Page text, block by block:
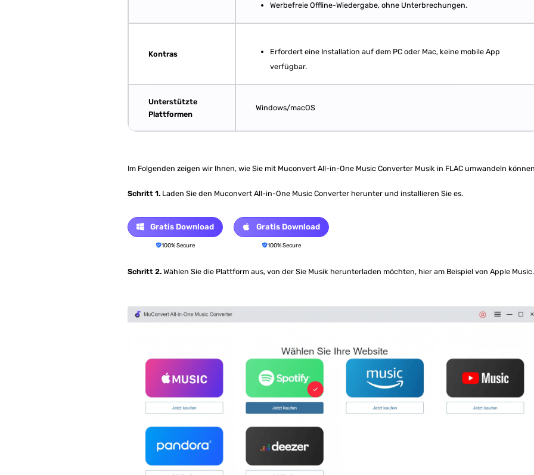
Werbefreie Offline-Wiedergabe, ohne Unterbrechungen.
Kontras
Erfordert eine Installation auf dem PC oder Mac, keine mobile App
verfügbar.
Unterstützte
Plattformen
Windows/macOS
Im Folgenden zeigen wir Ihnen, wie Sie mit Muconvert All-in-One Music Converter Musik in FLAC umwandeln
Schritt 1. Laden Sie den Muconvert All-in-One Music Converter herunter und installieren Sie es.
Gratis Download
100% Secure
Gratis Download
100% Secure
Schritt 2. Wählen Sie die Plattform aus, von der Sie Musik herunterladen möchten, hier am Beispiel von Apple Music.